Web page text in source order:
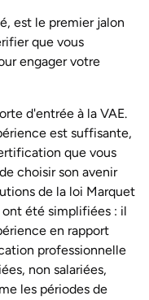
est le premier jalon
que vous
engager votre
d'entrée à la VAE.
est suffisante,
que vous
choisir son avenir
de la loi Marquet
été simplifiées : il
en rapport
professionnelle
non salariées,
les périodes de